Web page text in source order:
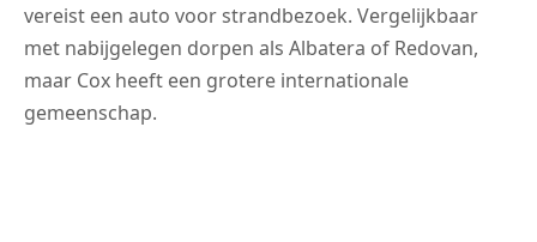
vereist een auto voor strandbezoek. Vergelijkbaar
met nabijgelegen dorpen als Albatera of Redovan,
maar Cox heeft een grotere internationale
gemeenschap.